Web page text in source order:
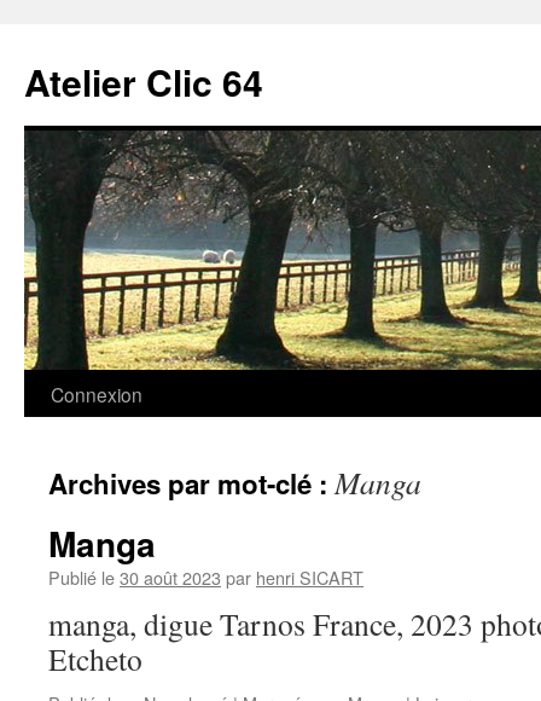
contenu
Atelier Clic 64
Connexion
Archives par mot-clé :Manga
Manga
Publié le30 août 2023 par henri SICART
manga, digue Tarnos France, 2023
Etcheto